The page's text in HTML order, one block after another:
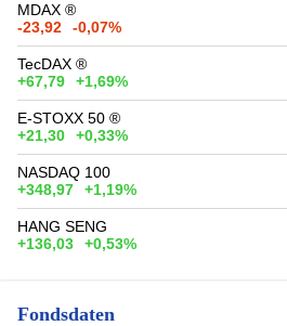
MDAX ®
-23,92
-0,07%
TecDAX ®
+67,79
+1,69%
E-STOXX 50 ®
+21,30
+0,33%
NASDAQ 100
+348,97
+1,19%
HANG SENG
+136,03
+0,53%
Fondsdaten